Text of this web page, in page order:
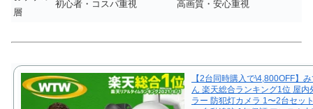
層
初心者・コスパ重視 高画質・安心重視
【2台同時購入で\4,800OFF】
ん 楽天総合ランキング1位 屋内
ラー 防犯灯カメラ 1〜2台セッ